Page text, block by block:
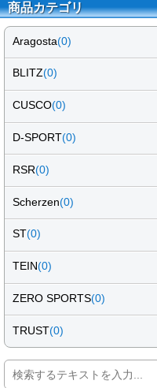
商品カテゴリ
Aragosta(0)
BLITZ(0)
CUSCO(0)
D-SPORT(0)
RSR(0)
Scherzen(0)
ST(0)
TEIN(0)
ZERO SPORTS(0)
TRUST(0)